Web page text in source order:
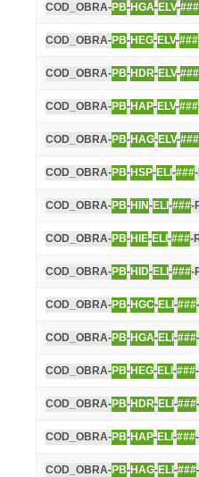
COD_OBRA-PB-HGA-ELV-###
COD_OBRA-PB-HEG-ELV-###
COD_OBRA-PB-HDR-ELV-###
COD_OBRA-PB-HAP-ELV-###
COD_OBRA-PB-HAG-ELV-###
COD_OBRA-PB-HSP-ELI -###
COD_OBRA-PB-HIN-ELI -###-
COD_OBRA-PB-HIE-ELI -###-
COD_OBRA-PB-HID-ELI -###-
COD_OBRA-PB-HGC-ELI -###
COD_OBRA-PB-HGA-ELI -###
COD_OBRA-PB-HEG-ELI -###
COD_OBRA-PB-HDR-ELI -###
COD_OBRA-PB-HAP-ELI -###
COD_OBRA-PB-HAG-ELI -###